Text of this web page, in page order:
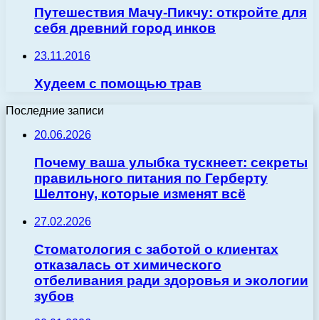
Путешествия Мачу-Пикчу: откройте для
себя древний город инков
23.11.2016
Худеем с помощью трав
Последние записи
20.06.2026
Почему ваша улыбка тускнеет: секреты
правильного питания по Герберту
Шелтону, которые изменят всё
27.02.2026
Стоматология с заботой о клиентах
отказалась от химического
отбеливания ради здоровья и экологии
зубов